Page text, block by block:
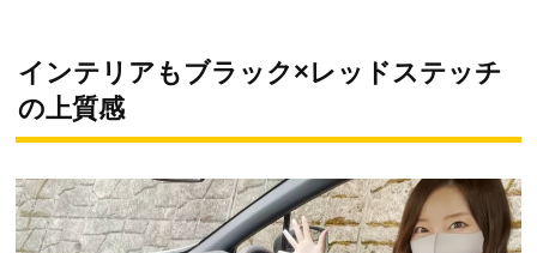
インテリアもブラック×レッドステッチ
の上質感